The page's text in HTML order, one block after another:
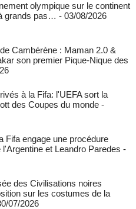
olympique sur le continent
grands pas… - 03/08/2026
Cambérène : Maman 2.0 &
son premier Pique-Nique des
à la Fifa: l'UEFA sort la
des Coupes du monde -
Fifa engage une procédure
et Leandro Paredes -
des Civilisations noires
sur les costumes de la
07/2026